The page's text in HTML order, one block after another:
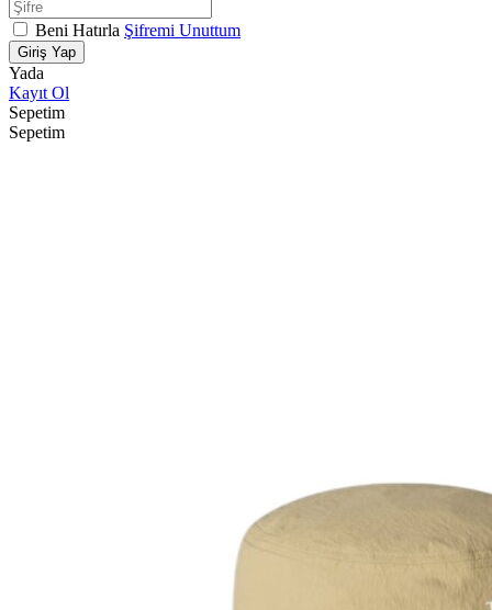
Beni Hatırla Şifremi Unuttum
Giriş Yap
Yada
Kayıt Ol
Sepetim
Sepetim